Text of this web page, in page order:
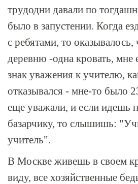
трудодни давали по
было в запустении. Когда
с ребятами, то оказывалось,
деревню -одна кровать, мне
знак уважения к учителю,
отказывался - мне-то было
еще уважали, и если идешь
базарчику, то слышишь:
учитель".
В Москве живешь в своем
виду, все хозяйственные